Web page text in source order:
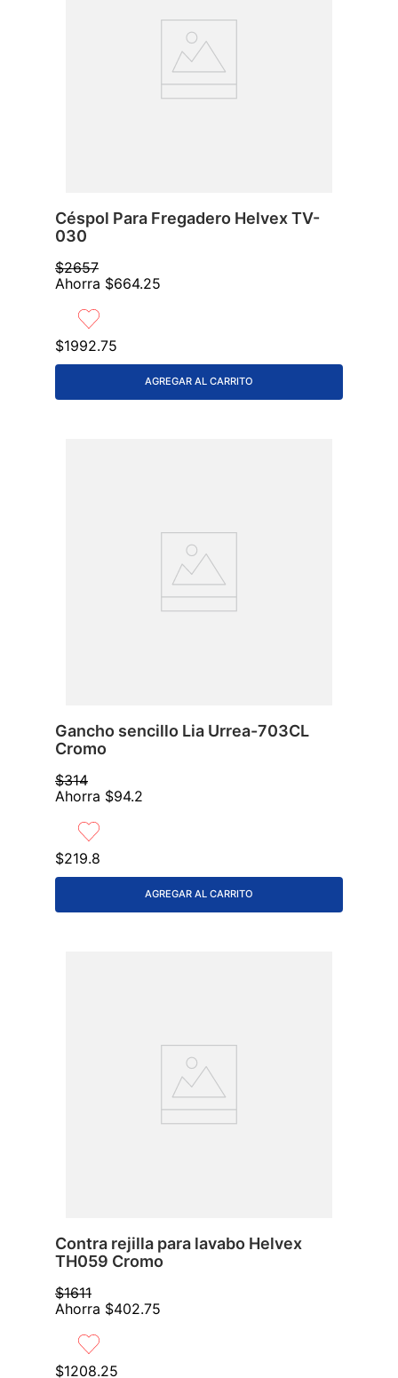
Céspol Para Fregadero Helvex TV-
030
$2657
Ahorra $664.25
$1992.75
AGREGAR AL CARRITO
Gancho sencillo Lia Urrea-703CL
Cromo
$314
Ahorra $94.2
$219.8
AGREGAR AL CARRITO
Contra rejilla para lavabo Helvex
TH059 Cromo
$1611
Ahorra $402.75
$1208.25